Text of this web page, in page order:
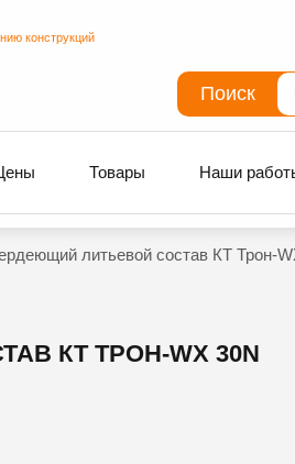
конструкций
Поиск
Товары Наши
литьевой состав КТ Трон-
КТ ТРОН-WX 30N